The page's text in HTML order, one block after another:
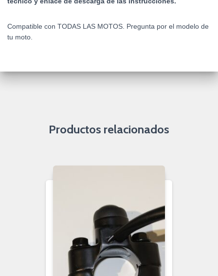
Compatible con TODAS LAS MOTOS. Pregunta por el modelo de
tu moto.
Productos relacionados